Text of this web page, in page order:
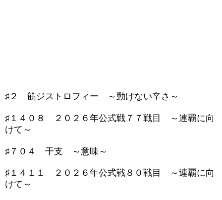
♯２ 筋ジストロフィー ～動けない辛さ～
♯１４０８ ２０２６年公式戦７７戦目 ～連覇に向
けて～
♯７０４ 干支 ～意味～
♯１４１１ ２０２６年公式戦８０戦目 ～連覇に向
けて～